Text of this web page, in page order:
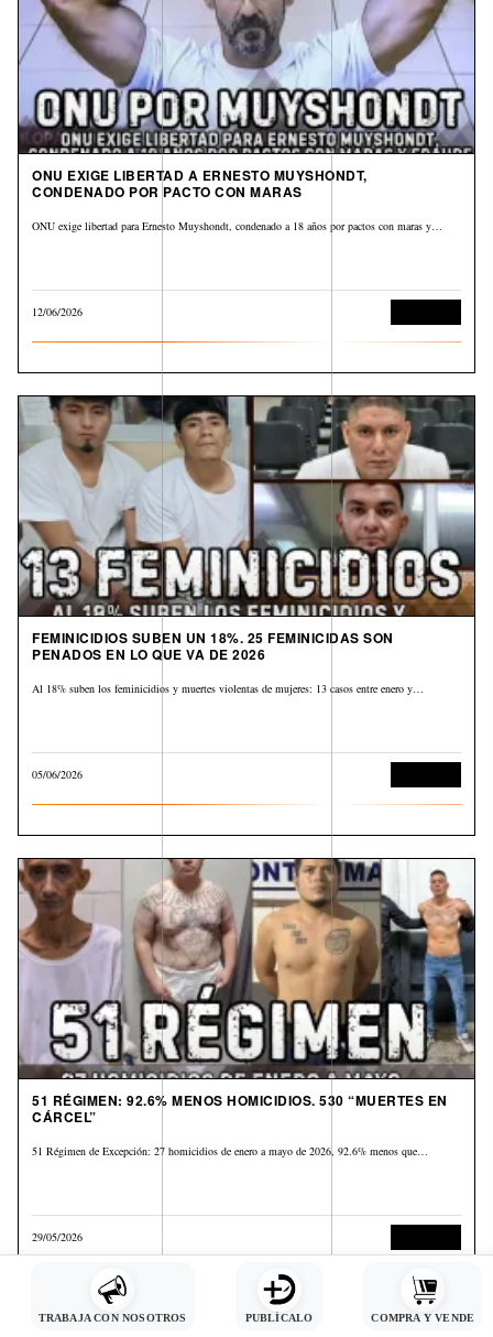
ONU EXIGE LIBERTAD A ERNESTO MUYSHONDT,
CONDENADO POR PACTO CON MARAS
ONU exige libertad para Ernesto Muyshondt, condenado a 18 años por pactos con maras y…
12/06/2026
FEMINICIDIOS SUBEN UN 18%. 25 FEMINICIDAS SON
PENADOS EN LO QUE VA DE 2026
Al 18% suben los feminicidios y muertes violentas de mujeres: 13 casos entre enero y…
05/06/2026
51 RÉGIMEN: 92.6% MENOS HOMICIDIOS. 530 “MUERTES EN
CÁRCEL”
51 Régimen de Excepción: 27 homicidios de enero a mayo de 2026, 92.6% menos que…
29/05/2026
TRABAJA CON NOSOTROS PUBLÍCALO COMPRA Y VENDE